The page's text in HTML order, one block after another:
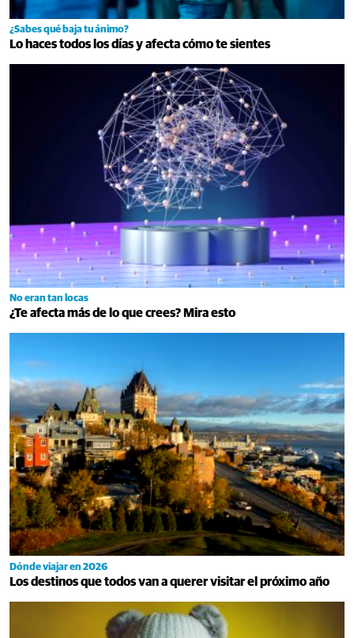
¿Sabes qué baja tu ánimo?
Lo haces todos los días y afecta cómo te sientes
No eran tan locas
¿Te afecta más de lo que crees? Mira esto
Dónde viajar en 2026
Los destinos que todos van a querer visitar el próximo año